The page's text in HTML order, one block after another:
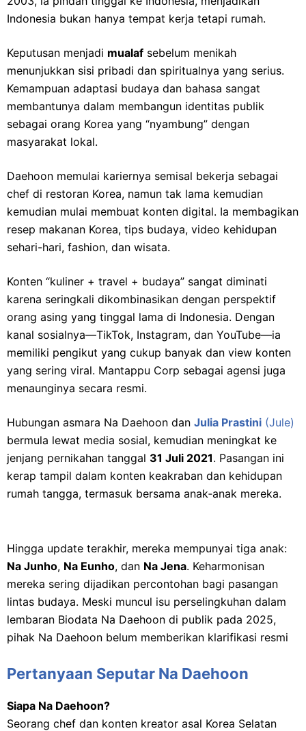
Indonesia bukan hanya tempat kerja tetapi rumah.
Keputusan menjadi mualaf sebelum menikah
menunjukkan sisi pribadi dan spiritualnya yang serius.
Kemampuan adaptasi budaya dan bahasa sangat
membantunya dalam membangun identitas publik
sebagai orang Korea yang “nyambung” dengan
masyarakat lokal.
Daehoon memulai kariernya semisal bekerja sebagai
chef di restoran Korea, namun tak lama kemudian
kemudian mulai membuat konten digital. Ia membagikan
resep makanan Korea, tips budaya, video kehidupan
sehari-hari, fashion, dan wisata.
Konten “kuliner + travel + budaya” sangat diminati
karena seringkali dikombinasikan dengan perspektif
orang asing yang tinggal lama di Indonesia. Dengan
kanal sosialnya—TikTok, Instagram, dan YouTube—ia
memiliki pengikut yang cukup banyak dan view konten
yang sering viral. Mantappu Corp sebagai agensi juga
menaunginya secara resmi.
Hubungan asmara Na Daehoon dan Julia Prastini (Jule)
bermula lewat media sosial, kemudian meningkat ke
jenjang pernikahan tanggal 31 Juli 2021. Pasangan ini
kerap tampil dalam konten keakraban dan kehidupan
rumah tangga, termasuk bersama anak‐anak mereka.
Hingga update terakhir, mereka mempunyai tiga anak:
Na Junho, Na Eunho, dan Na Jena. Keharmonisan
mereka sering dijadikan percontohan bagi pasangan
lintas budaya. Meski muncul isu perselingkuhan dalam
lembaran Biodata Na Daehoon di publik pada 2025,
pihak Na Daehoon belum memberikan klarifikasi resmi
Pertanyaan Seputar Na Daehoon
Siapa Na Daehoon?
Seorang chef dan konten kreator asal Korea Selatan